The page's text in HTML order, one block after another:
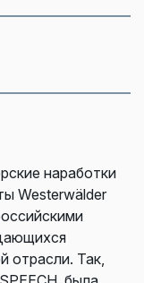
наработки
Westerwälder
отрасли. Так,